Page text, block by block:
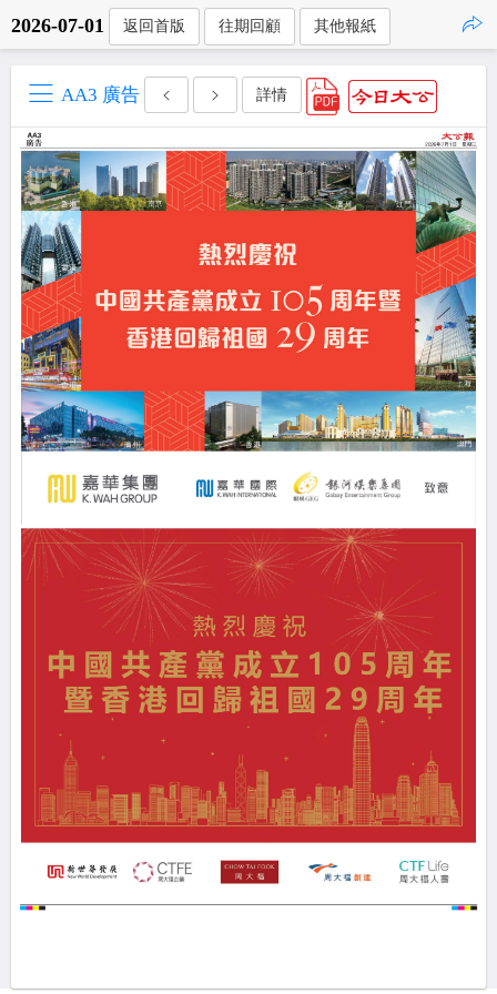
2026-07-01 返回首版 往期回顧 其他報紙
AA3 廣告 詳情